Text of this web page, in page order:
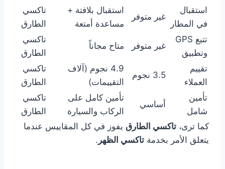
استقبال
في المطار
غير متوفر
استقبال بلافتة +
مساعدة أمتعة
تاكسي
الطارق
تتبع GPS
وتطبيق
غير متوفر متاح مجاناً
تاكسي
الطارق
تقييم
العملاء
3.5 نجوم
4.9 نجوم (آلاف
التقييمات)
تاكسي
الطارق
تأمين
شامل
أساسي
تأمين كامل على
الركاب والسيارة
تاكسي
الطارق
كما ترى، تاكسي الطارق يفوز في كل المقاييس عندما
يتعلق الأمر بخدمة تاكسي الظهر .